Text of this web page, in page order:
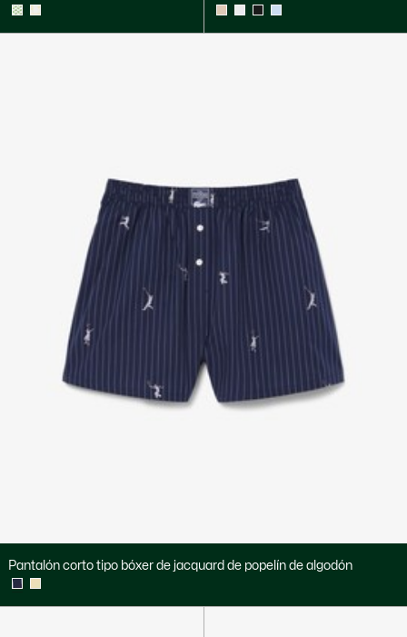
Pantalón corto tipo bóxer de jacquard de popelín de algodón